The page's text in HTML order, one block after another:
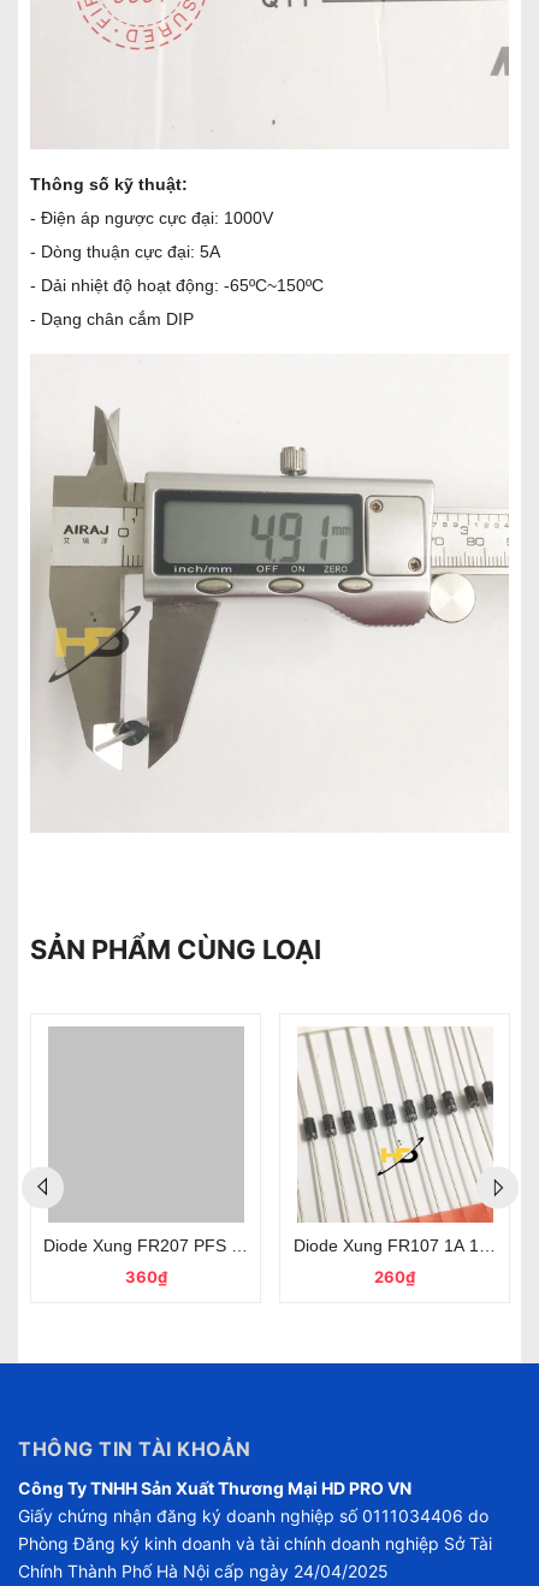
Thông số kỹ thuật:
- Điện áp ngược cực đại: 1000V
- Dòng thuận cực đại: 5A
- Dải nhiệt độ hoạt động: -65ºC~150ºC
- Dạng chân cắm DIP
SẢN PHẨM CÙNG LOẠI
Loại Tốt
Diode Xung FR207 PFS 2A 1000V Loại Tốt
360₫
Diode Xung FR107 1A 1000V
260₫
THÔNG TIN TÀI KHOẢN
Công Ty TNHH Sản Xuất Thương Mại HD PRO VN
Giấy chứng nhận đăng ký doanh nghiệp số 0111034406 do
Phòng Đăng ký kinh doanh và tài chính doanh nghiệp Sở Tài
Chính Thành Phố Hà Nội cấp ngày 24/04/2025